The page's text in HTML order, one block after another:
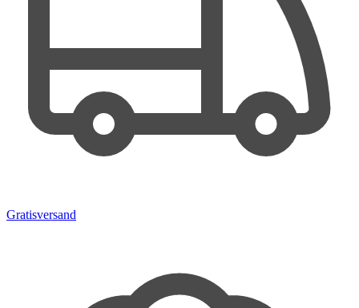
Gratisversand